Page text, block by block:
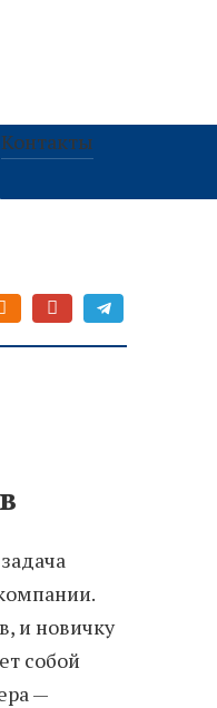
Контакты
и новичку
собой
—